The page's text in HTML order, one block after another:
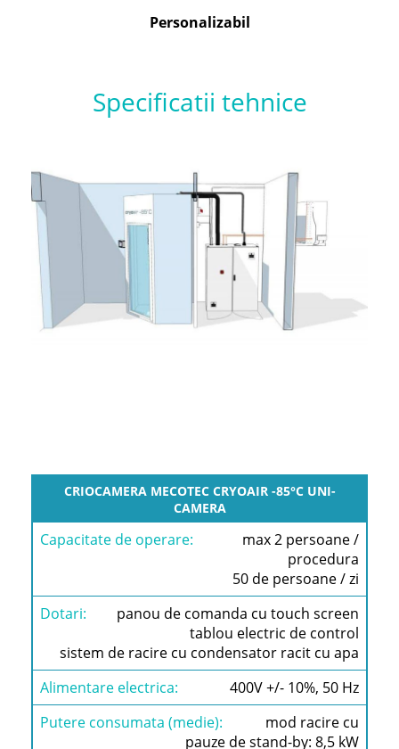
Personalizabil
Specificatii tehnice
CAPACITATE
OPERARE:
CONSUMATA
(MEDIE):
GREUTATE:
CRIOCAMERA MECOTEC CRYOAIR -85°C UNI-
CAMERA
max 2 persoane /
procedura
50 de persoane / zi
panou de comanda cu touch screen
tablou electric de control
sistem de racire cu condensator racit cu apa
400V +/- 10%, 50 Hz
mod racire cu
pauze de stand-by: 8,5 kW